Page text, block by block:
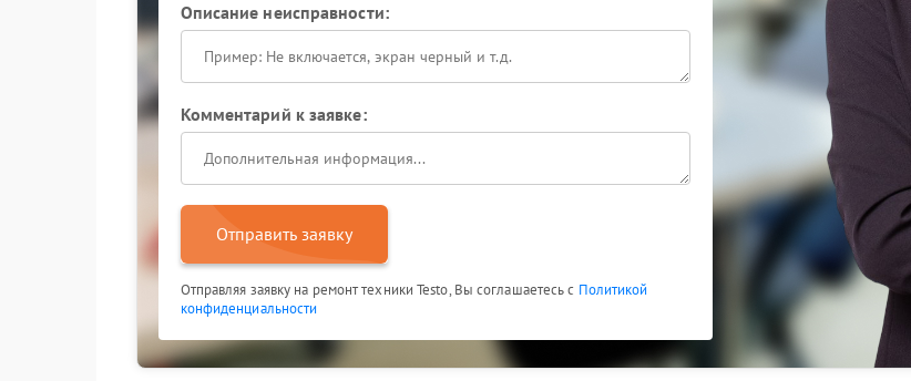
Описание неисправности:
Комментарий к заявке:
Отправить заявку
Отправляя заявку на ремонт техники Testo, Вы соглашаетесь с Политикой
конфиденциальности